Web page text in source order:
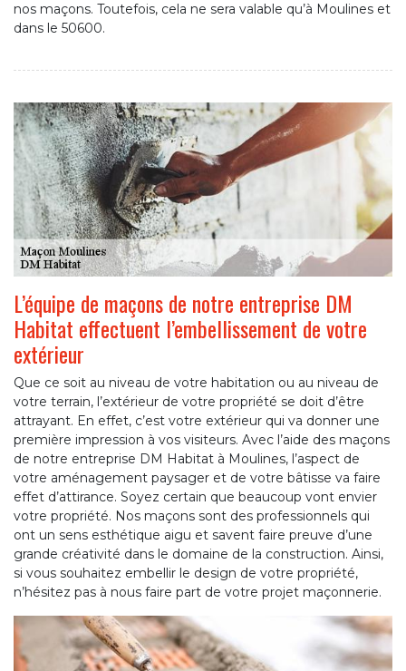
nos maçons. Toutefois, cela ne sera valable qu’à Moulines et
dans le 50600.
L’équipe de maçons de notre entreprise DM
Habitat effectuent l’embellissement de votre
extérieur
Que ce soit au niveau de votre habitation ou au niveau de
votre terrain, l’extérieur de votre propriété se doit d’être
attrayant. En effet, c’est votre extérieur qui va donner une
première impression à vos visiteurs. Avec l’aide des maçons
de notre entreprise DM Habitat à Moulines, l’aspect de
votre aménagement paysager et de votre bâtisse va faire
effet d’attirance. Soyez certain que beaucoup vont envier
votre propriété. Nos maçons sont des professionnels qui
ont un sens esthétique aigu et savent faire preuve d’une
grande créativité dans le domaine de la construction. Ainsi,
si vous souhaitez embellir le design de votre propriété,
n’hésitez pas à nous faire part de votre projet maçonnerie.